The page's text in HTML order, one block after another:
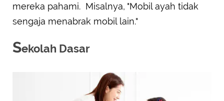
mereka pahami. Misalnya, "Mobil ayah tidak
sengaja menabrak mobil lain."
Sekolah Dasar